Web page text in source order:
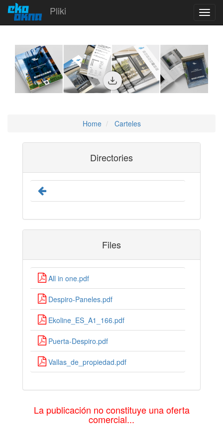
Pliki
Home Carteles
Directories
Files
All in one.pdf
Despiro-Paneles.pdf
Ekoline_ES_A1_166.pdf
Puerta-Despiro.pdf
Vallas_de_propiedad.pdf
La publicación no constituye una oferta
comercial...